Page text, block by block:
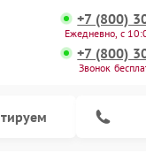
+7 (800)
Ежедневно, с
+7 (800)
Звонок